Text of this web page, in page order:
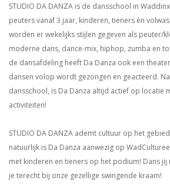
STUDIO DA DANZA is de dansschool in
peuters vanaf 3 jaar, kinderen, tieners èn
worden er wekelijks stijlen gegeven als peuter/
moderne dans, dance-mix, hiphop, zumba en
de dansafdeling heeft Da Danza ook een
dansen volop wordt gezongen en geacteerd.
dansschool, is Da Danza altijd actief op locatie
activiteiten!
STUDIO DA DANZA ademt cultuur op het
natuurlijk is Da Danza aanwezig op
met kinderen en tieners op het podium! Dans jij
je terecht bij onze gezellige swingende kraam!